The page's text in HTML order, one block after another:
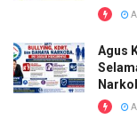
Agus